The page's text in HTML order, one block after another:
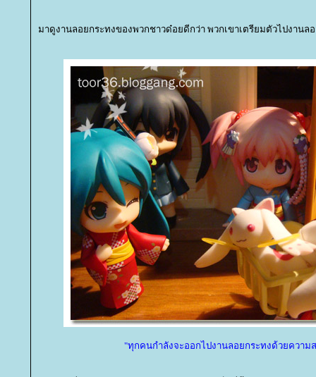
มาดูงานลอยกระทงของพวกชาวด๋อยดีกว่า พวกเขาเตรียมตัวไปงานล
"ทุกคนกำลังจะออกไปงานลอยกระทงด้วยความ